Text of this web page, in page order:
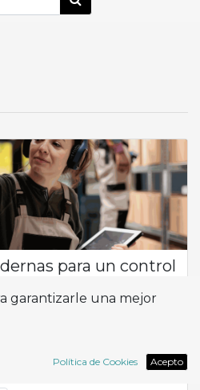
para un control
optimizar la eficiencia y la
mi empresa, especialmente
garantizarle una mejor
Política de Cookies Acepto